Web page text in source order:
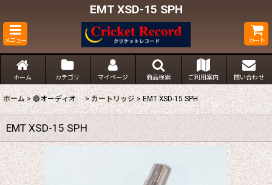
EMT XSD-15 SPH
メニュー カート
ホーム カテゴリ マイページ 商品検索 ご利用案内 問い合わせ
ホーム > 🔵オーディオ > カートリッジ > EMT XSD-15 SPH
EMT XSD-15 SPH